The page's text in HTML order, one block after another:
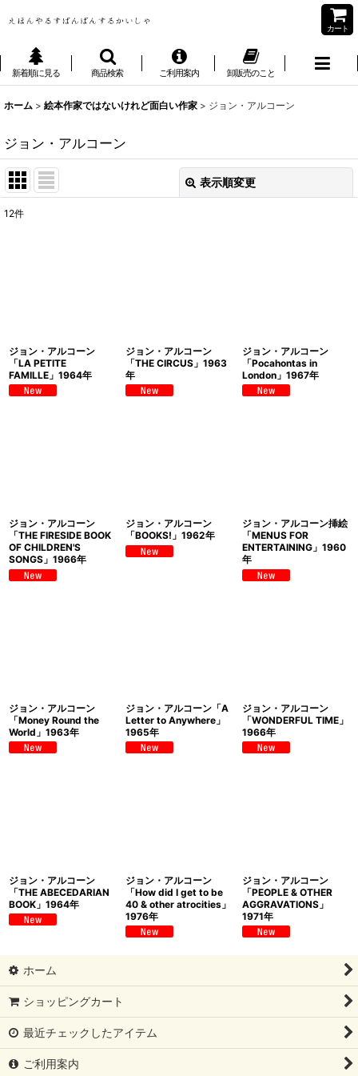
カート
新着順に見る 商品検索 ご利用案内 卸販売のこと
ホーム > 絵本作家ではないけれど面白い作家 > ジョン・アルコーン
ジョン・アルコーン
表示順変更
12件
ジョン・アルコーン
「LA PETITE
FAMILLE」1964年
ジョン・アルコーン
「THE CIRCUS」1963
年
ジョン・アルコーン
「Pocahontas in
London」1967年
ジョン・アルコーン
「THE FIRESIDE BOOK
OF CHILDREN'S
SONGS」1966年
ジョン・アルコーン
「BOOKS!」1962年
ジョン・アルコーン挿絵
「MENUS FOR
ENTERTAINING」1960
年
ジョン・アルコーン
「Money Round the
World」1963年
ジョン・アルコーン「A
Letter to Anywhere」
1965年
ジョン・アルコーン
「WONDERFUL TIME」
1966年
ジョン・アルコーン
「THE ABECEDARIAN
BOOK」1964年
ジョン・アルコーン
「How did I get to be
40 & other atrocities」
1976年
ジョン・アルコーン
「PEOPLE & OTHER
AGGRAVATIONS」
1971年
ホーム
ショッピングカート
最近チェックしたアイテム
ご利用案内